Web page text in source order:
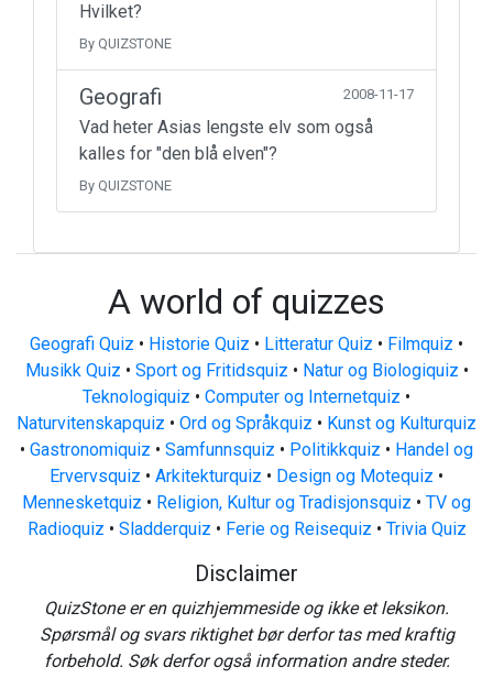
Hvilket?
By QUIZSTONE
Geografi 2008-11-17
Vad heter Asias lengste elv som også
kalles for "den blå elven"?
By QUIZSTONE
A world of quizzes
Geografi Quiz • Historie Quiz • Litteratur Quiz • Filmquiz •
Musikk Quiz • Sport og Fritidsquiz • Natur og Biologiquiz •
Teknologiquiz • Computer og Internetquiz •
Naturvitenskapquiz • Ord og Språkquiz • Kunst og Kulturquiz
• Gastronomiquiz • Samfunnsquiz • Politikkquiz • Handel og
Ervervsquiz • Arkitekturquiz • Design og Motequiz •
Mennesketquiz • Religion, Kultur og Tradisjonsquiz • TV og
Radioquiz • Sladderquiz • Ferie og Reisequiz • Trivia Quiz
Disclaimer
QuizStone er en quizhjemmeside og ikke et leksikon.
Spørsmål og svars riktighet bør derfor tas med kraftig
forbehold. Søk derfor også information andre steder.